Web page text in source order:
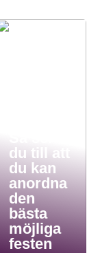
du till att
du kan
anordna
den
bästa
möjliga
festen